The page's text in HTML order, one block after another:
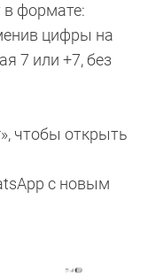
в формате:
цифры на
7 или +7, без
чтобы открыть
с новым